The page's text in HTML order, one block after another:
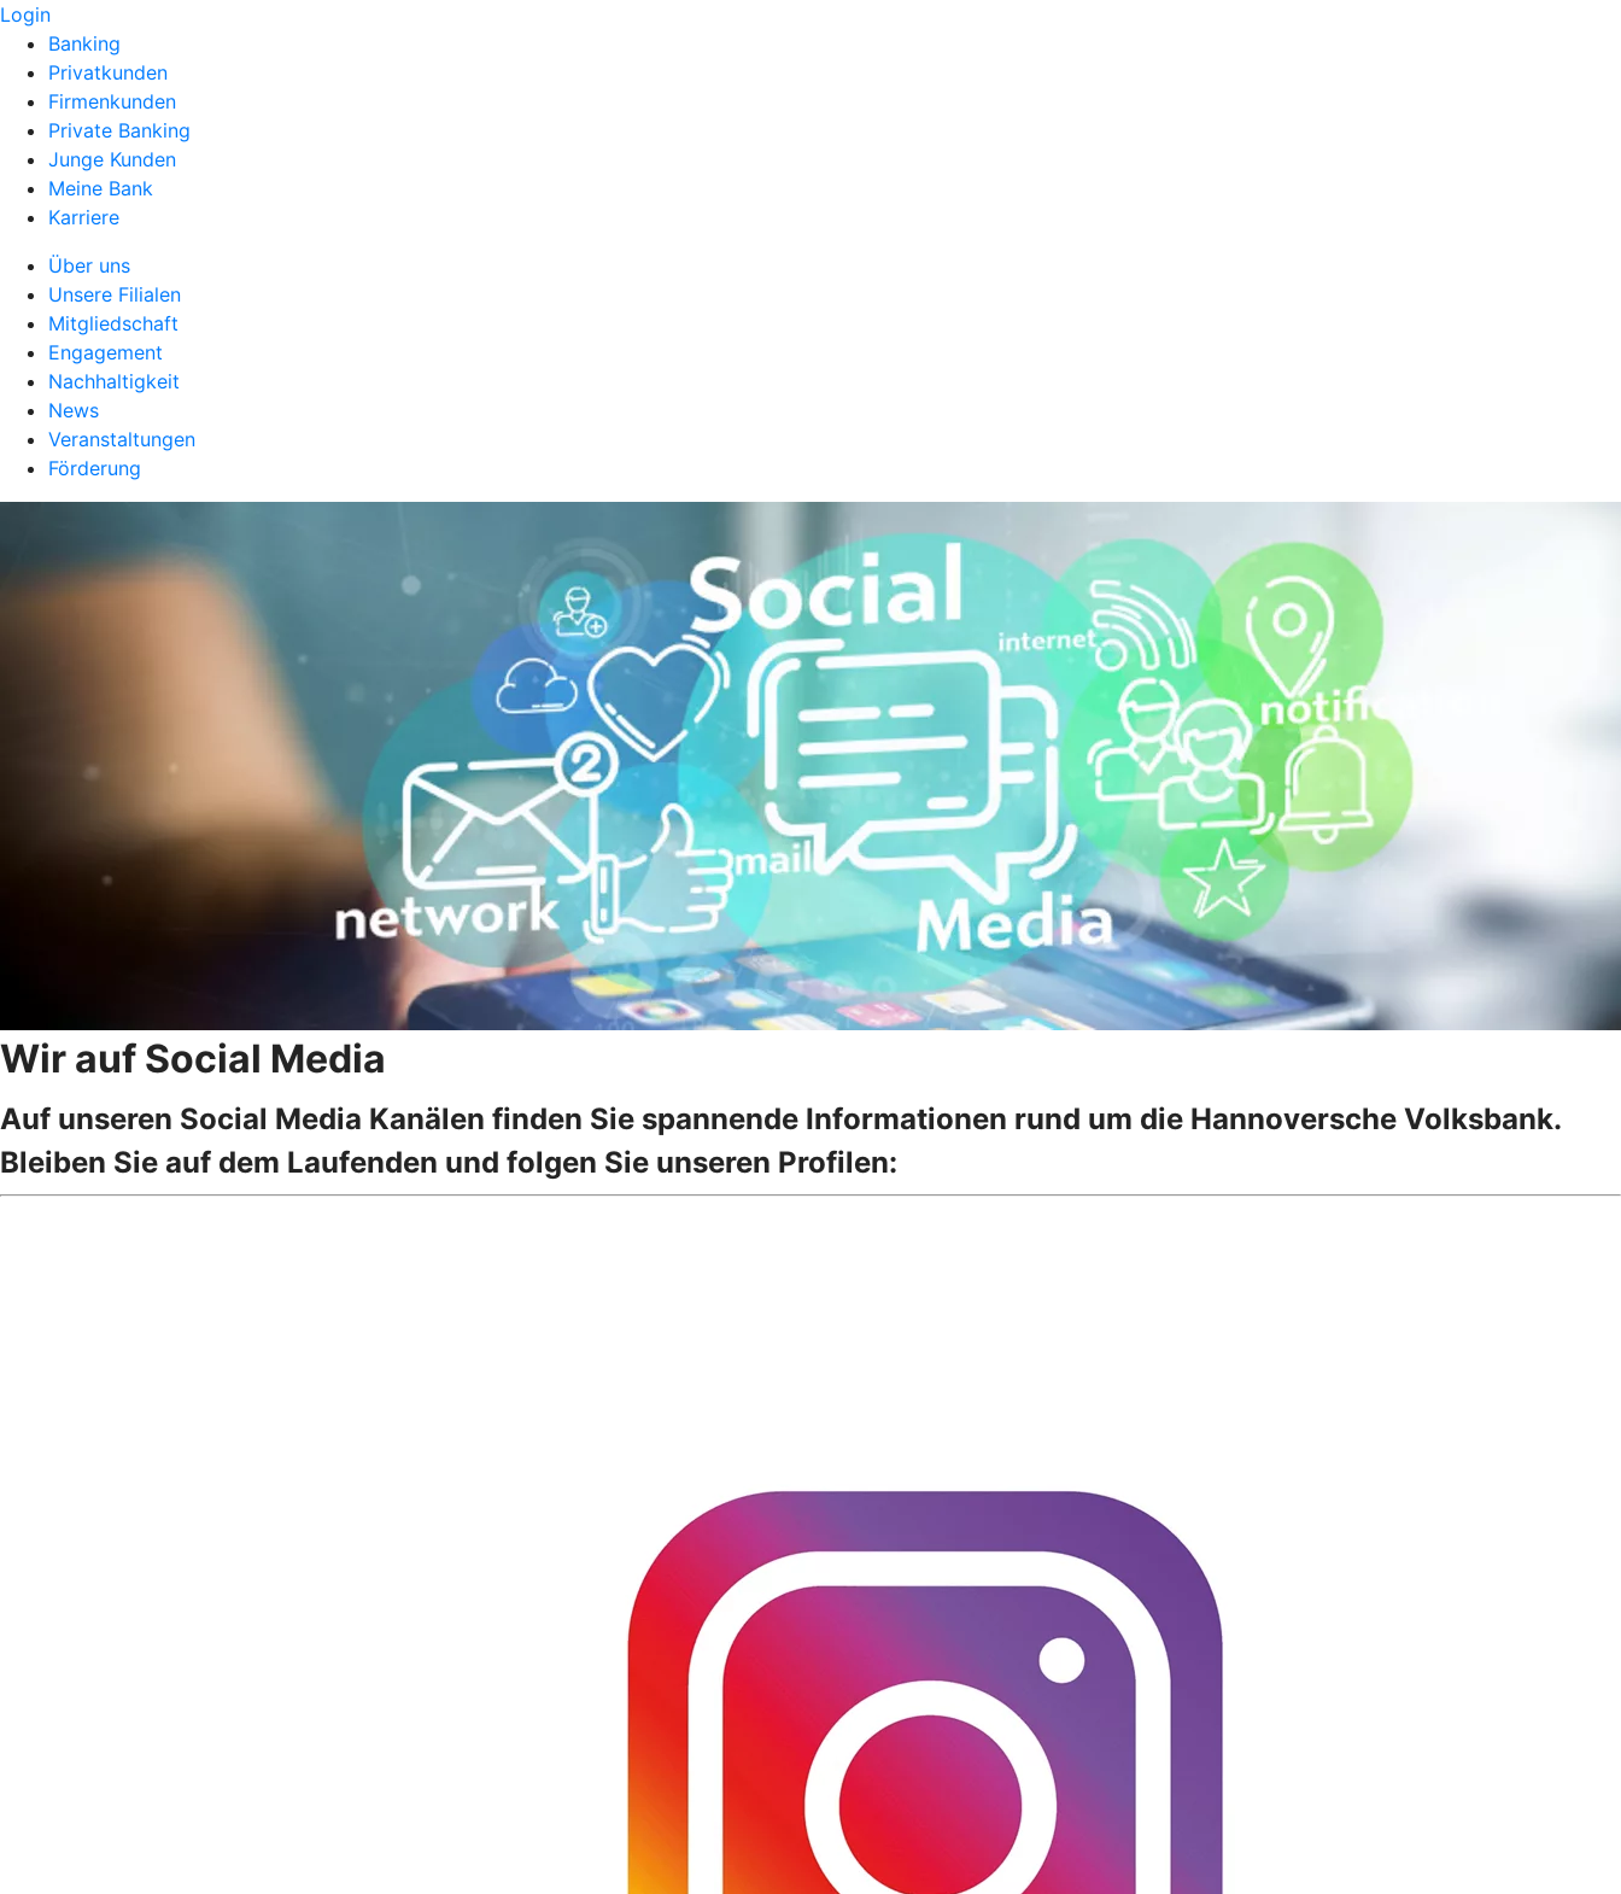
Login
Banking
Privatkunden
Firmenkunden
Private Banking
Junge Kunden
Meine Bank
Karriere
Über uns
Unsere Filialen
Mitgliedschaft
Engagement
Nachhaltigkeit
News
Veranstaltungen
Förderung
Wir auf Social Media
Auf unseren Social Media Kanälen finden Sie spannende Informationen rund um die Hannoversche Volksbank.
Bleiben Sie auf dem Laufenden und folgen Sie unseren Profilen: